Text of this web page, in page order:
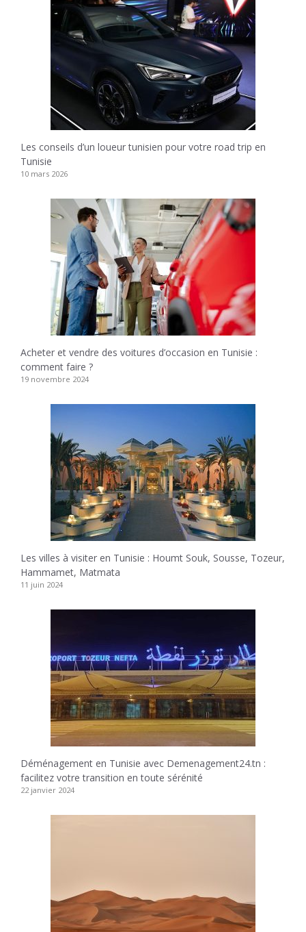
Les conseils d’un loueur tunisien pour votre road trip en
Tunisie
10 mars 2026
Acheter et vendre des voitures d’occasion en Tunisie :
comment faire ?
19 novembre 2024
Les villes à visiter en Tunisie : Houmt Souk, Sousse, Tozeur,
Hammamet, Matmata
11 juin 2024
Déménagement en Tunisie avec Demenagement24.tn :
facilitez votre transition en toute sérénité
22 janvier 2024